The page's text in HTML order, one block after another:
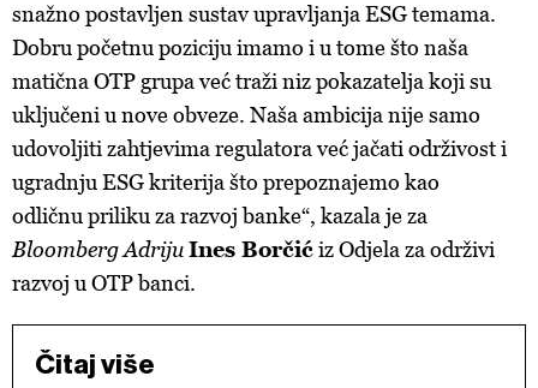
snažno postavljen sustav upravljanja ESG temama.
Dobru početnu poziciju imamo i u tome što naša
matična OTP grupa već traži niz pokazatelja koji su
uključeni u nove obveze. Naša ambicija nije samo
udovoljiti zahtjevima regulatora već jačati održivost i
ugradnju ESG kriterija što prepoznajemo kao
odličnu priliku za razvoj banke“, kazala je za
Bloomberg AdrijuInes Borčićiz Odjela za održivi
razvoj u OTP banci.
Čitaj više